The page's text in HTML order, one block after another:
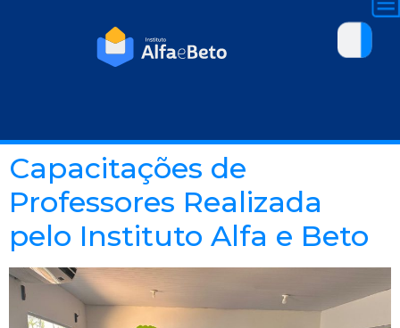
Capacitações de
Professores Realizada
pelo Instituto Alfa e Beto